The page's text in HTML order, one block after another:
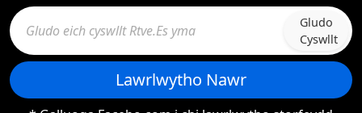
Gludo
Cyswllt
Lawrlwytho Nawr